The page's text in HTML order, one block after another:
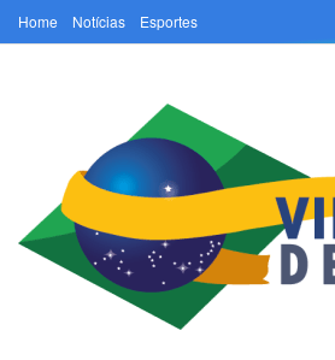
Home Notícias Esportes